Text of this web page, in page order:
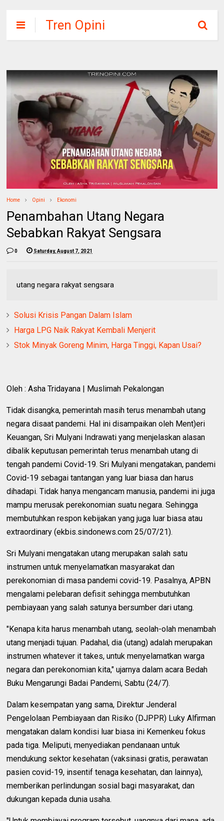
Tren Opini
Home Opini Ekonomi
Penambahan Utang Negara
Sebabkan Rakyat Sengsara
0 Saturday, August 7, 2021
utang negara rakyat sengsara
Solusi Krisis Pangan Dalam Islam
Harga LPG Naik Rakyat Kembali Menjerit
Stok Minyak Goreng Minim, Harga Tinggi, Kapan Usai?
Oleh : Asha Tridayana | Muslimah Pekalongan
Tidak disangka, pemerintah masih terus menambah utang
negara disaat pandemi. Hal ini disampaikan oleh Ment)eri
Keuangan, Sri Mulyani Indrawati yang menjelaskan alasan
dibalik keputusan pemerintah terus menambah utang di
tengah pandemi Covid-19. Sri Mulyani mengatakan, pandemi
Covid-19 sebagai tantangan yang luar biasa dan harus
dihadapi. Tidak hanya mengancam manusia, pandemi ini juga
mampu merusak perekonomian suatu negara. Sehingga
membutuhkan respon kebijakan yang juga luar biasa atau
extraordinary (ekbis.sindonews.com 25/07/21).
Sri Mulyani mengatakan utang merupakan salah satu
instrumen untuk menyelamatkan masyarakat dan
perekonomian di masa pandemi covid-19. Pasalnya, APBN
mengalami pelebaran defisit sehingga membutuhkan
pembiayaan yang salah satunya bersumber dari utang.
"Kenapa kita harus menambah utang, seolah-olah menambah
utang menjadi tujuan. Padahal, dia (utang) adalah merupakan
instrumen whatever it takes, untuk menyelamatkan warga
negara dan perekonomian kita," ujarnya dalam acara Bedah
Buku Mengarungi Badai Pandemi, Sabtu (24/7).
Dalam kesempatan yang sama, Direktur Jenderal
Pengelolaan Pembiayaan dan Risiko (DJPPR) Luky Alfirman
mengatakan dalam kondisi luar biasa ini Kemenkeu fokus
pada tiga. Meliputi, menyediakan pendanaan untuk
mendukung sektor kesehatan (vaksinasi gratis, perawatan
pasien covid-19, insentif tenaga kesehatan, dan lainnya),
memberikan perlindungan sosial bagi masyarakat, dan
dukungan kepada dunia usaha.